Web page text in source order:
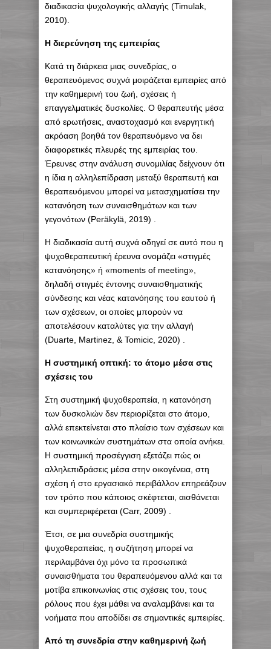
διαδικασία ψυχολογικής αλλαγής (Timulak,
2010).
Η διερεύνηση της εμπειρίας
Κατά τη διάρκεια μιας συνεδρίας, ο
θεραπευόμενος συχνά μοιράζεται εμπειρίες από
την καθημερινή του ζωή, σχέσεις ή
επαγγελματικές δυσκολίες. Ο θεραπευτής μέσα
από ερωτήσεις, αναστοχασμό και ενεργητική
ακρόαση βοηθά τον θεραπευόμενο να δει
διαφορετικές πλευρές της εμπειρίας του.
Έρευνες στην ανάλυση συνομιλίας δείχνουν ότι
η ίδια η αλληλεπίδραση μεταξύ θεραπευτή και
θεραπευόμενου μπορεί να μετασχηματίσει την
κατανόηση των συναισθημάτων και των
γεγονότων (Peräkylä, 2019) .
Η διαδικασία αυτή συχνά οδηγεί σε αυτό που η
ψυχοθεραπευτική έρευνα ονομάζει «στιγμές
κατανόησης» ή «moments of meeting»,
δηλαδή στιγμές έντονης συναισθηματικής
σύνδεσης και νέας κατανόησης του εαυτού ή
των σχέσεων, οι οποίες μπορούν να
αποτελέσουν καταλύτες για την αλλαγή
(Duarte, Martinez, & Tomicic, 2020) .
Η συστημική οπτική: το άτομο μέσα στις
σχέσεις του
Στη συστημική ψυχοθεραπεία, η κατανόηση
των δυσκολιών δεν περιορίζεται στο άτομο,
αλλά επεκτείνεται στο πλαίσιο των σχέσεων και
των κοινωνικών συστημάτων στα οποία ανήκει.
Η συστημική προσέγγιση εξετάζει πώς οι
αλληλεπιδράσεις μέσα στην οικογένεια, στη
σχέση ή στο εργασιακό περιβάλλον επηρεάζουν
τον τρόπο που κάποιος σκέφτεται, αισθάνεται
και συμπεριφέρεται (Carr, 2009) .
Έτσι, σε μια συνεδρία συστημικής
ψυχοθεραπείας, η συζήτηση μπορεί να
περιλαμβάνει όχι μόνο τα προσωπικά
συναισθήματα του θεραπευόμενου αλλά και τα
μοτίβα επικοινωνίας στις σχέσεις του, τους
ρόλους που έχει μάθει να αναλαμβάνει και τα
νοήματα που αποδίδει σε σημαντικές εμπειρίες.
Από τη συνεδρία στην καθημερινή ζωή